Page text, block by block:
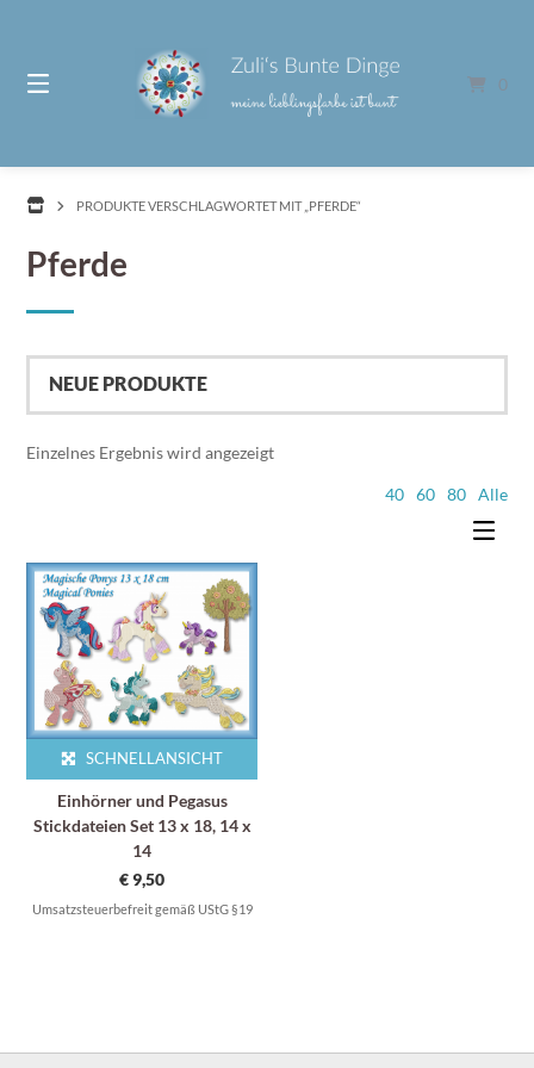
0
PRODUKTE VERSCHLAGWORTET MIT „PFERDE“
Pferde
Einzelnes Ergebnis wird angezeigt
40 60 80 Alle
SCHNELLANSICHT
Einhörner und Pegasus
Stickdateien Set 13 x 18, 14 x
14
€9,50
Umsatzsteuerbefreit gemäß UStG §19